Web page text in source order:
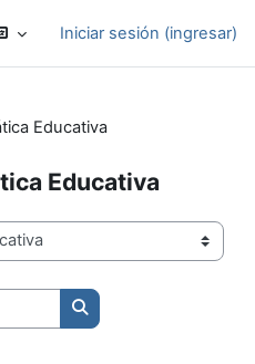
Iniciar sesión (ingresar)
Educativa
Educativa
Buscar cursos